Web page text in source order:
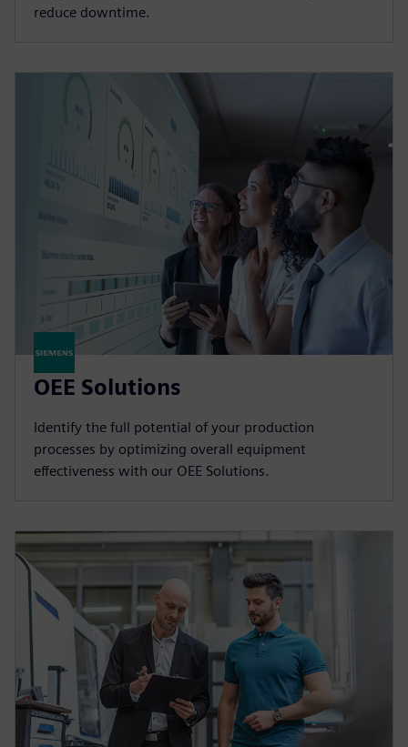
reduce downtime.
OEE Solutions
Identify the full potential of your production
processes by optimizing overall equipment
effectiveness with our OEE Solutions.